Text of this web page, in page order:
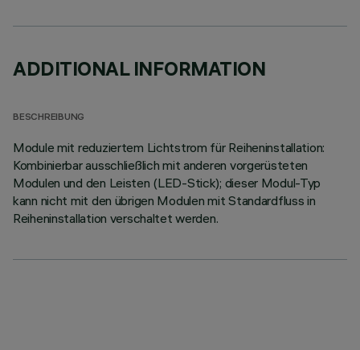
ADDITIONAL INFORMATION
BESCHREIBUNG
Module mit reduziertem Lichtstrom für Reiheninstallation:
Kombinierbar ausschließlich mit anderen vorgerüsteten
Modulen und den Leisten (LED-Stick); dieser Modul-Typ
kann nicht mit den übrigen Modulen mit Standardfluss in
Reiheninstallation verschaltet werden.